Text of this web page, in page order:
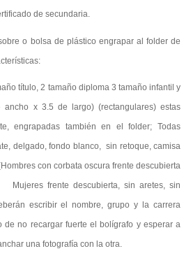
de secundaria.
o bolsa de plástico engrapar al folder de
título, 2 tamaño diploma 3 tamaño infantil y
x 3.5 de largo) (rectangulares) estas
engrapadas también en el folder; Todas
delgado, fondo blanco, sin retoque, camisa
con corbata oscura frente descubierta
Mujeres frente descubierta, sin aretes, sin
escribir el nombre, grupo y la carrera
de no recargar fuerte el bolígrafo y esperar a
una fotografía con la otra.